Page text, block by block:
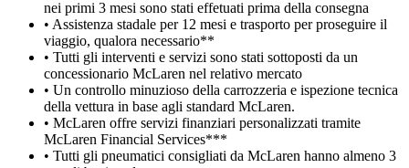
nei primi 3 mesi sono stati effetuati prima della consegna
• Assistenza stadale per 12 mesi e trasporto per proseguire il
viaggio, qualora necessario**
• Tutti gli interventi e servizi sono stati sottoposti da un
concessionario McLaren nel relativo mercato
• Un controllo minuzioso della carrozzeria e ispezione tecnica
della vettura in base agli standard McLaren.
• McLaren offre servizi finanziari personalizzati tramite
McLaren Financial Services***
• Tutti gli pneumatici consigliati da McLaren hanno almeno 3